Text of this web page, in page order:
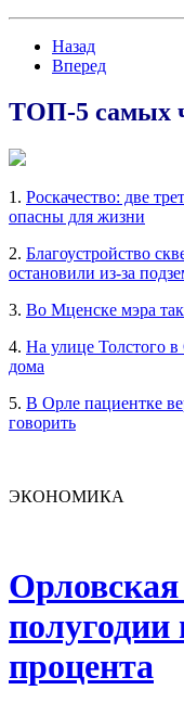
Назад
Вперед
ТОП-5 самых
1. Роскачество: две
опасны для жизни
2. Благоустройство
остановили из-за
3. Во Мценске мэра
4. На улице Толстого
дома
5. В Орле пациентке
говорить
ЭКОНОМИКА
полугодии
процента